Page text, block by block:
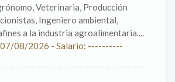
Veterinaria, Producción
Ingeniero ambiental,
a la industria agroalimentaria....
07/08/2026 - Salario: ----------